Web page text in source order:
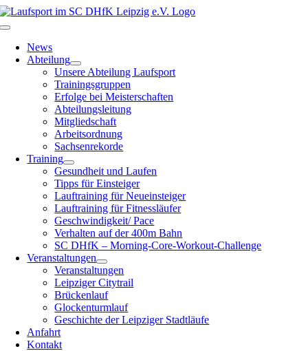
Zum
Inhalt
Toggle
Navigation
News
Abteilung
Unsere Abteilung Laufsport
Trainingsgruppen
Erfolge bei Meisterschaften
Abteilungsleitung
Mitgliedschaft
Arbeitsordnung
Sachsenrekorde
Training
Gesundheit und Laufen
Tipps für Einsteiger
Lauftraining für Neueinsteiger
Lauftraining für Fitnessläufer
Geschwindigkeit/ Pace
Verhalten auf der 400m Bahn
SC DHfK – Morning-Core-Workout-Challenge
Veranstaltungen
Veranstaltungen
Leipziger Citytrail
Brückenlauf
Glockenturmlauf
Geschichte der Leipziger Stadtläufe
Anfahrt
Kontakt